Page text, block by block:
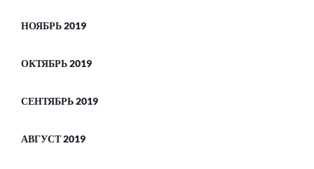
НОЯБРЬ 2019
ОКТЯБРЬ 2019
СЕНТЯБРЬ 2019
АВГУСТ 2019